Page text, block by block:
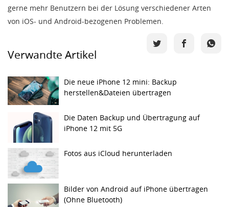
gerne mehr Benutzern bei der Lösung verschiedener Arten
von iOS- und Android-bezogenen Problemen.
Verwandte Artikel
Die neue iPhone 12 mini: Backup
herstellen&Dateien übertragen
Die Daten Backup und Übertragung auf
iPhone 12 mit 5G
Fotos aus iCloud herunterladen
Bilder von Android auf iPhone übertragen
(Ohne Bluetooth)